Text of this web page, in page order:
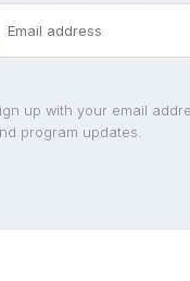
up with your email
program updates.